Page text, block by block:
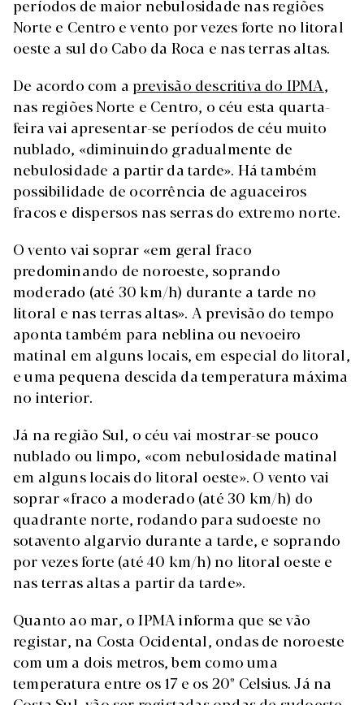
períodos de maior nebulosidade nas regiões
Norte e Centro e vento por vezes forte no litoral
oeste a sul do Cabo da Roca e nas terras altas.
De acordo com a previsão descritiva do IPMA,
nas regiões Norte e Centro, o céu esta quarta-
feira vai apresentar-se períodos de céu muito
nublado, «diminuindo gradualmente de
nebulosidade a partir da tarde». Há também
possibilidade de ocorrência de aguaceiros
fracos e dispersos nas serras do extremo norte.
O vento vai soprar «em geral fraco
predominando de noroeste, soprando
moderado (até 30 km/h) durante a tarde no
litoral e nas terras altas». A previsão do tempo
aponta também para neblina ou nevoeiro
matinal em alguns locais, em especial do litoral,
e uma pequena descida da temperatura máxima
no interior.
Já na região Sul, o céu vai mostrar-se pouco
nublado ou limpo, «com nebulosidade matinal
em alguns locais do litoral oeste». O vento vai
soprar «fraco a moderado (até 30 km/h) do
quadrante norte, rodando para sudoeste no
sotavento algarvio durante a tarde, e soprando
por vezes forte (até 40 km/h) no litoral oeste e
nas terras altas a partir da tarde».
Quanto ao mar, o IPMA informa que se vão
registar, na Costa Ocidental, ondas de noroeste
com um a dois metros, bem como uma
temperatura entre os 17 e os 20º Celsius. Já na